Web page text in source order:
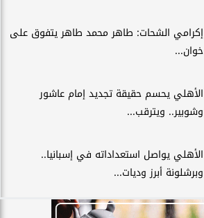
إكرامي الشحات: طاهر محمد طاهر يتفوق على
خوان...
الأهلي يحسم حقيقة تجديد إمام عاشور
وشوبير.. ويترقب...
الأهلي يواصل استعداداته في إسبانيا..
وبرشلونة أبرز وديات...